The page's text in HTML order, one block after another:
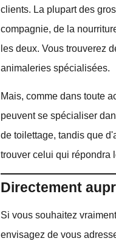
clients. La plupart des
compagnie, de la
les deux. Vous trouverez
animaleries spécialisées.
Mais, comme dans toute
peuvent se spécialiser
de toilettage, tandis que
trouver celui qui répondra
Directement
Si vous souhaitez
envisagez de vous